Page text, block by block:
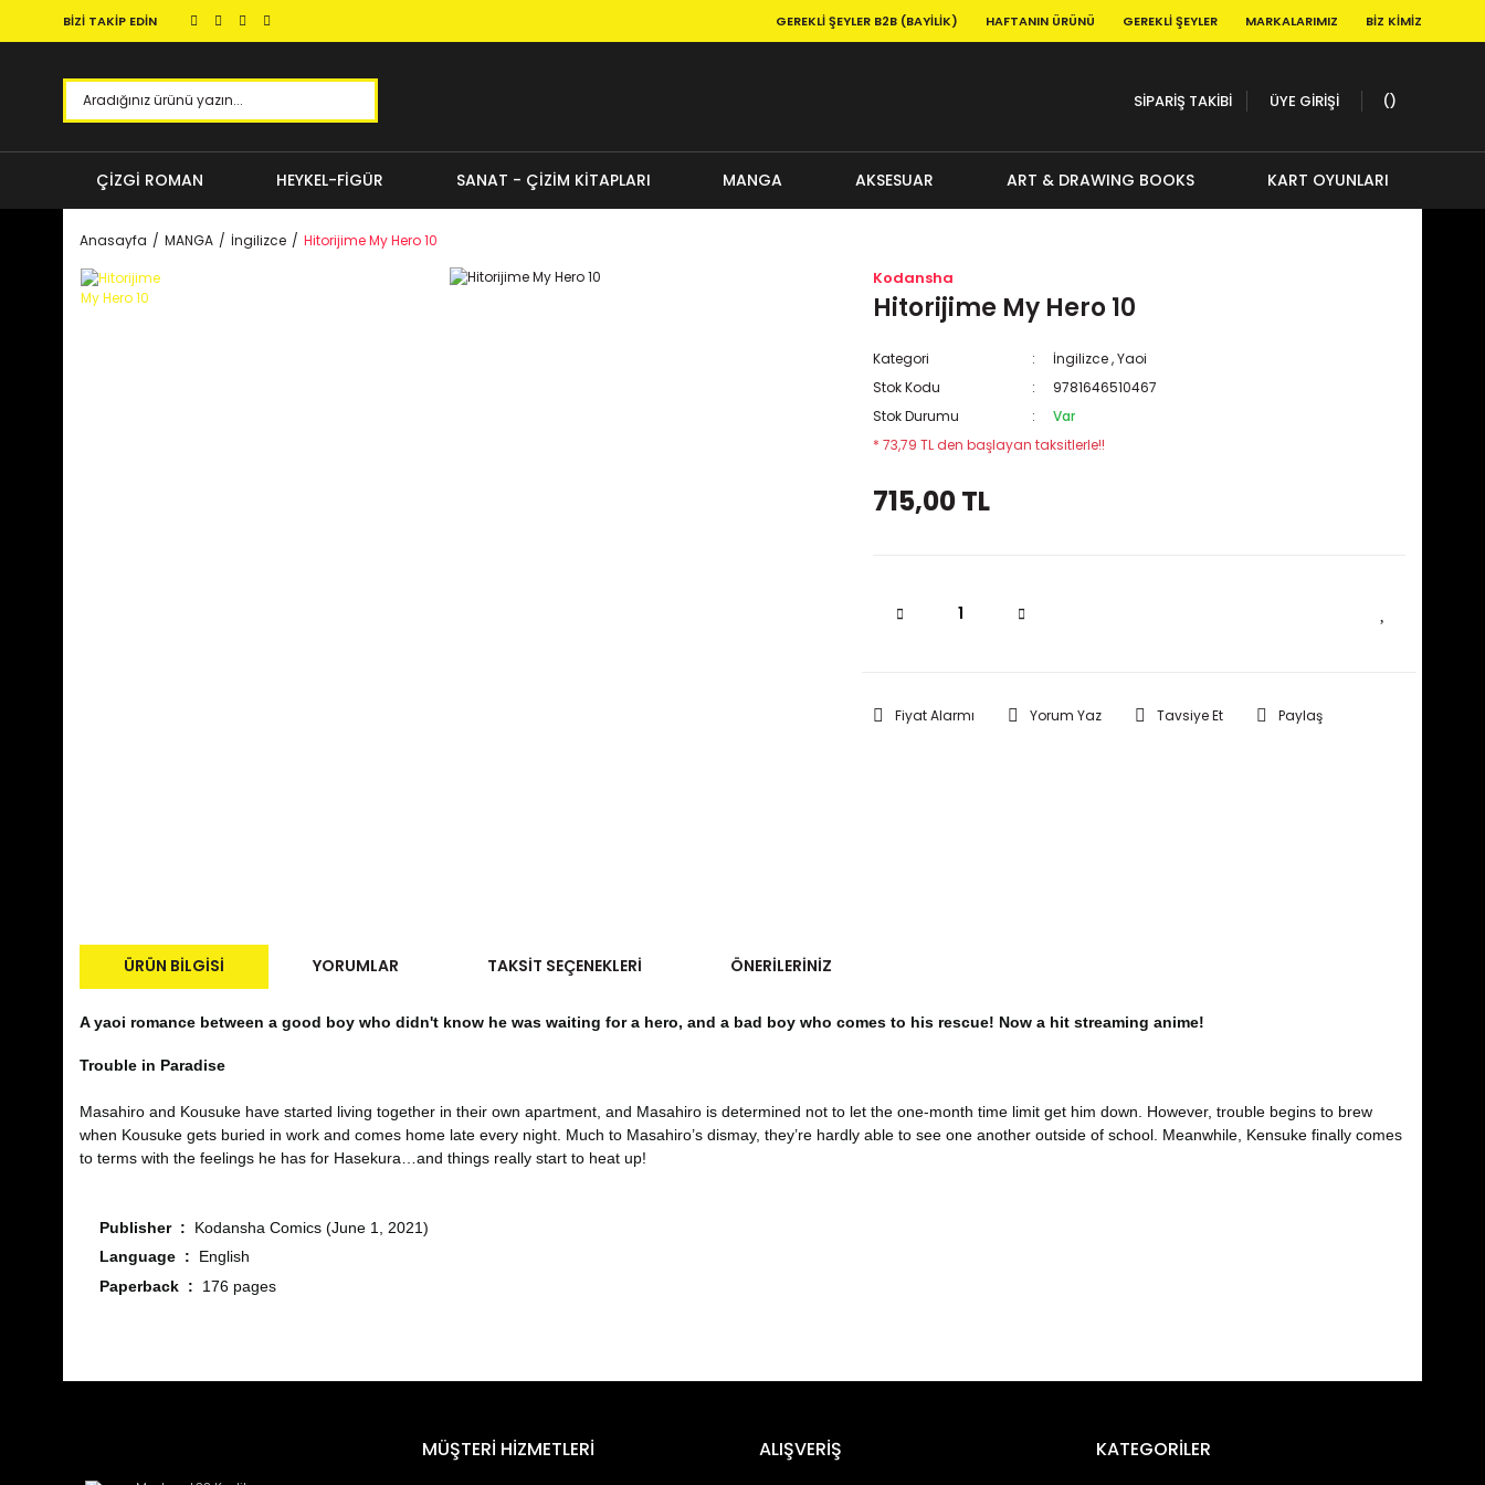
BİZİ TAKİP EDİN GEREKLI ŞEYLER B2B (BAYILIK) HAFTANIN ÜRÜNÜ GEREKLI ŞEYLER MARKALARIMIZ BIZ KIMIZ
SİPARİŞ TAKİBİ ÜYE GİRİŞİ
ÇİZGİ ROMAN HEYKEL-FİGÜR SANAT - ÇİZİM KİTAPLARI MANGA AKSESUAR ART & DRAWING BOOKS KART OYUNLARI
Anasayfa MANGA İngilizce Hitorijime My Hero 10
Kodansha
Hitorijime My Hero 10
Kategori İngilizce,Yaoi
Stok Kodu
9781646510467
Stok Durumu
Var
* 73,79 TL den başlayan taksitlerle!!
715,00 TL
Fiyat Alarmı Yorum Yaz Tavsiye Et Paylaş
ÜRÜN BILGISI YORUMLAR TAKSIT SEÇENEKLERI ÖNERILERINIZ
A yaoi romance between a good boy who didn't know he was waiting for a hero, and a bad boy who comes to his rescue! Now a hit streaming anime!
Trouble in Paradise
Masahiro and Kousuke have started living together in their own apartment, and Masahiro is determined not to let the one-month time limit get him down. However, trouble begins to brew
when Kousuke gets buried in work and comes home late every night. Much to Masahiro’s dismay, they’re hardly able to see one another outside of school. Meanwhile, Kensuke finally comes
to terms with the feelings he has for Hasekura…and things really start to heat up!
Publisher ‏ : ‎ Kodansha Comics (June 1, 2021)
Language ‏ : ‎ English
Paperback ‏ : ‎ 176 pages
Yorum Yaz
Görüş ve önerileriniz için teşekkür ederiz.
Ürün resmi kalitesiz, bozuk veya görüntülenemiyor.
MÜŞTERİ HİZMETLERİ ALIŞVERİŞ KATEGORİLER